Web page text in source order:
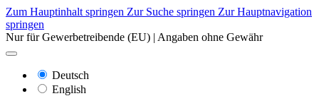
Zum Hauptinhalt springen Zur Suche springen Zur Hauptnavigation
springen
Nur für Gewerbetreibende (EU) | Angaben ohne Gewähr
Deutsch
English